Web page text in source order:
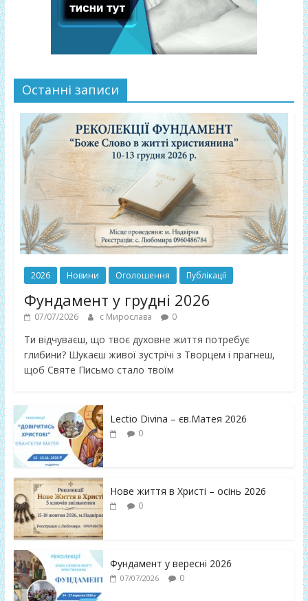
аботисни тут
Останні записи
2026 Новини Оголошення Публікації
Фундамент у грудні 2026
07/07/2026 с Мирослава 0
Ти відчуваєш, що твоє духовне життя потребує
глибини? Шукаєш живої зустрічі з Творцем і прагнеш,
щоб Святе Письмо стало твоїм
Lectio Divina – єв.Матея 2026
0
Нове життя в Христі – осінь 2026
0
Фундамент у вересні 2026
07/07/2026 0